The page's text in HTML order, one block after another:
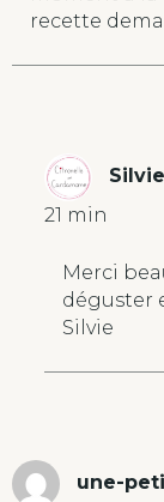
recette
21 min
Merci
déguster
Silvie
une-